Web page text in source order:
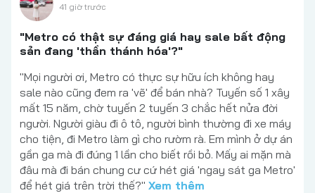
41 giờ trước
"Metro có thật sự đáng giá hay sale bất động
sản đang 'thần thánh hóa'?"
"Mọi người ơi, Metro có thực sự hữu ích không hay
sale nào cũng đem ra 'vẽ' để bán nhà? Tuyến số 1 xây
mất 15 năm, chờ tuyến 2 tuyến 3 chắc hết nửa đời
người. Người giàu đi ô tô, người bình thường đi xe máy
cho tiện, đi Metro làm gì cho rườm rà. Em mình ở dự án
gần ga mà đi đúng 1 lần cho biết rồi bỏ. Mấy ai mặn mà
đâu mà đi bán chung cư cứ hét giá 'ngay sát ga Metro'
để hét giá trên trời thế?" Xem thêm